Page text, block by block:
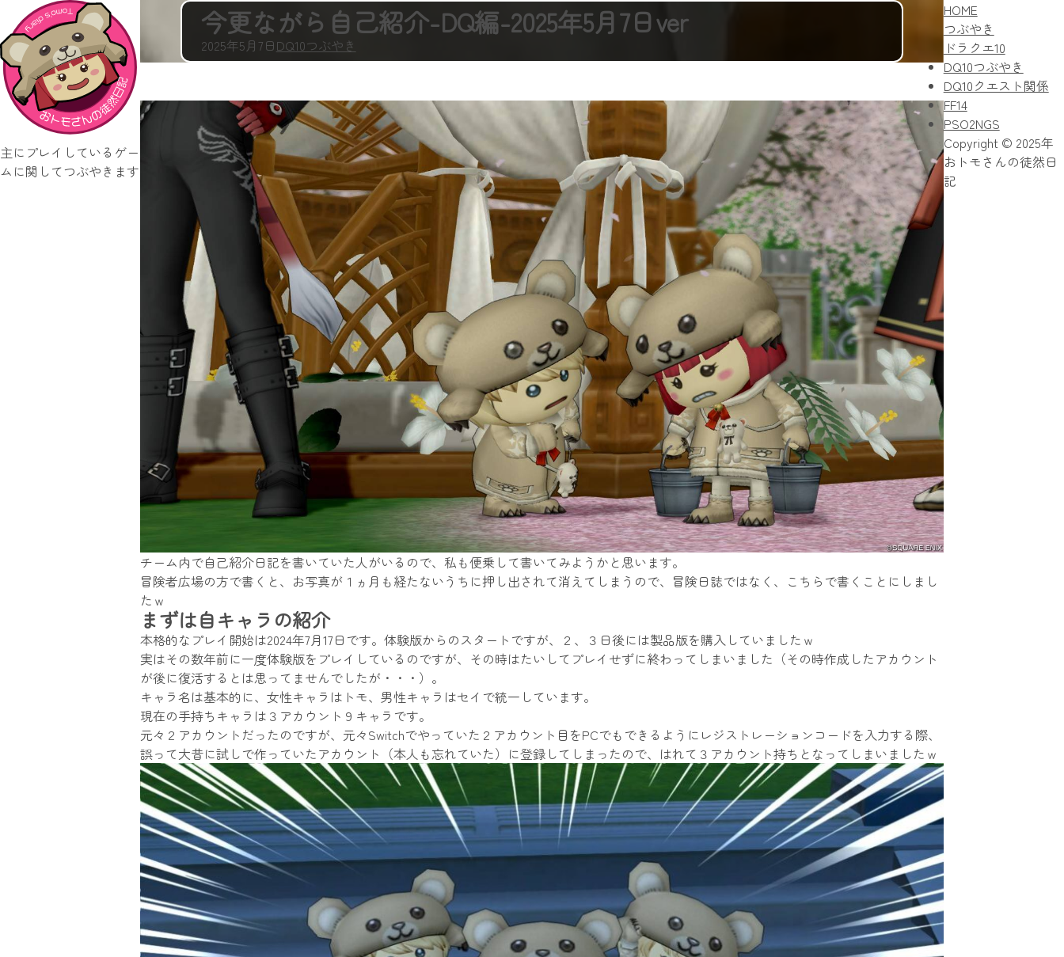
主にプレイしているゲー
ムに関してつぶやきます
今更ながら自己紹介-DQ編-2025年5月7日ver
2025年5月7日DQ10つぶやき
チーム内で自己紹介日記を書いていた人がいるので、私も便乗して書いてみようかと思います。
冒険者広場の方で書くと、お写真が１ヵ月も経たないうちに押し出されて消えてしまうので、冒険日誌ではなく、こちらで書くことにしまし
たｗ
まずは自キャラの紹介
本格的なプレイ開始は2024年7月17日です。体験版からのスタートですが、２、３日後には製品版を購入していましたｗ
実はその数年前に一度体験版をプレイしているのですが、その時はたいしてプレイせずに終わってしまいました（その時作成したアカウント
が後に復活するとは思ってませんでしたが・・・）。
キャラ名は基本的に、女性キャラはトモ、男性キャラはセイで統一しています。
現在の手持ちキャラは３アカウント９キャラです。
元々２アカウントだったのですが、元々Switchでやっていた２アカウント目をPCでもできるようにレジストレーションコードを入力する際、
誤って大昔に試しで作っていたアカウント（本人も忘れていた）に登録してしまったので、はれて３アカウント持ちとなってしまいましたｗ
HOME
つぶやき
ドラクエ10
DQ10つぶやき
DQ10クエスト関係
FF14
PSO2NGS
Copyright © 2025年
おトモさんの徒然日
記